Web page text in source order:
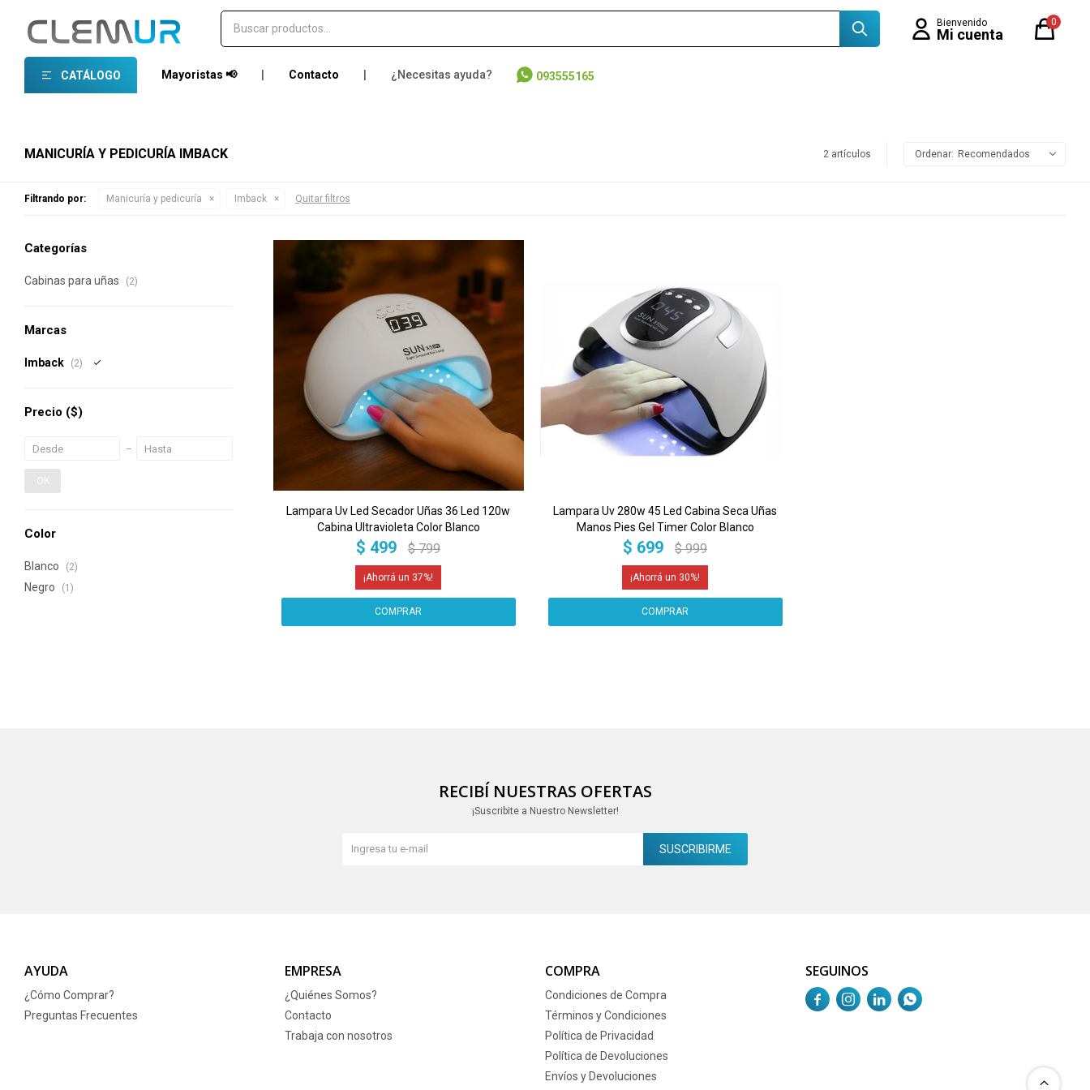
CATÁLOGO Mayoristas 📢 Contacto ¿Necesitas ayuda? 093555165
0
MANICURÍA Y PEDICURÍA IMBACK 2 artículos Recomendados
Filtrando por: Manicuría y pedicuría Imback Quitar filtros
Lampara Uv Led Secador Uñas 36 Led 120w
Cabina Ultravioleta Color Blanco
$ 499 $ 799
37
Lampara Uv 280w 45 Led Cabina Seca Uñas
Manos Pies Gel Timer Color Blanco
$ 699 $ 999
30
Categorías
Cabinas para uñas (2)
Marcas
Imback (2)
Precio ($)
OK
Color
Blanco (2)
Negro (1)
RECIBÍ NUESTRAS OFERTAS
¡Suscribite a Nuestro Newsletter!
SUSCRIBIRME
AYUDA
¿Cómo Comprar?
Preguntas Frecuentes
EMPRESA
¿Quiénes Somos?
Contacto
Trabaja con nosotros
COMPRA
Condiciones de Compra
Términos y Condiciones
Política de Privacidad
Política de Devoluciones
Envíos y Devoluciones
SEGUINOS
   